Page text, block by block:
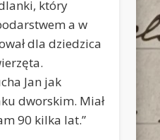
który
a w
dla dziedzica
Jan jak
dworskim. Miał
90 kilka lat.”